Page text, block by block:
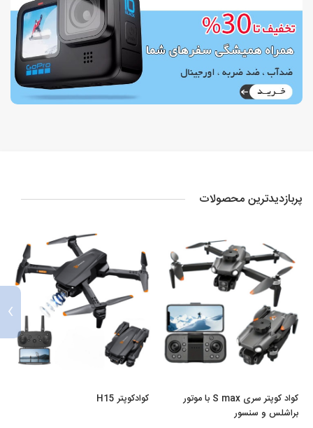
پربازدیدترین محصولات
کواد کوپتر سری S max با موتور
براشلس و سنسور
کوادکوپتر H15
›